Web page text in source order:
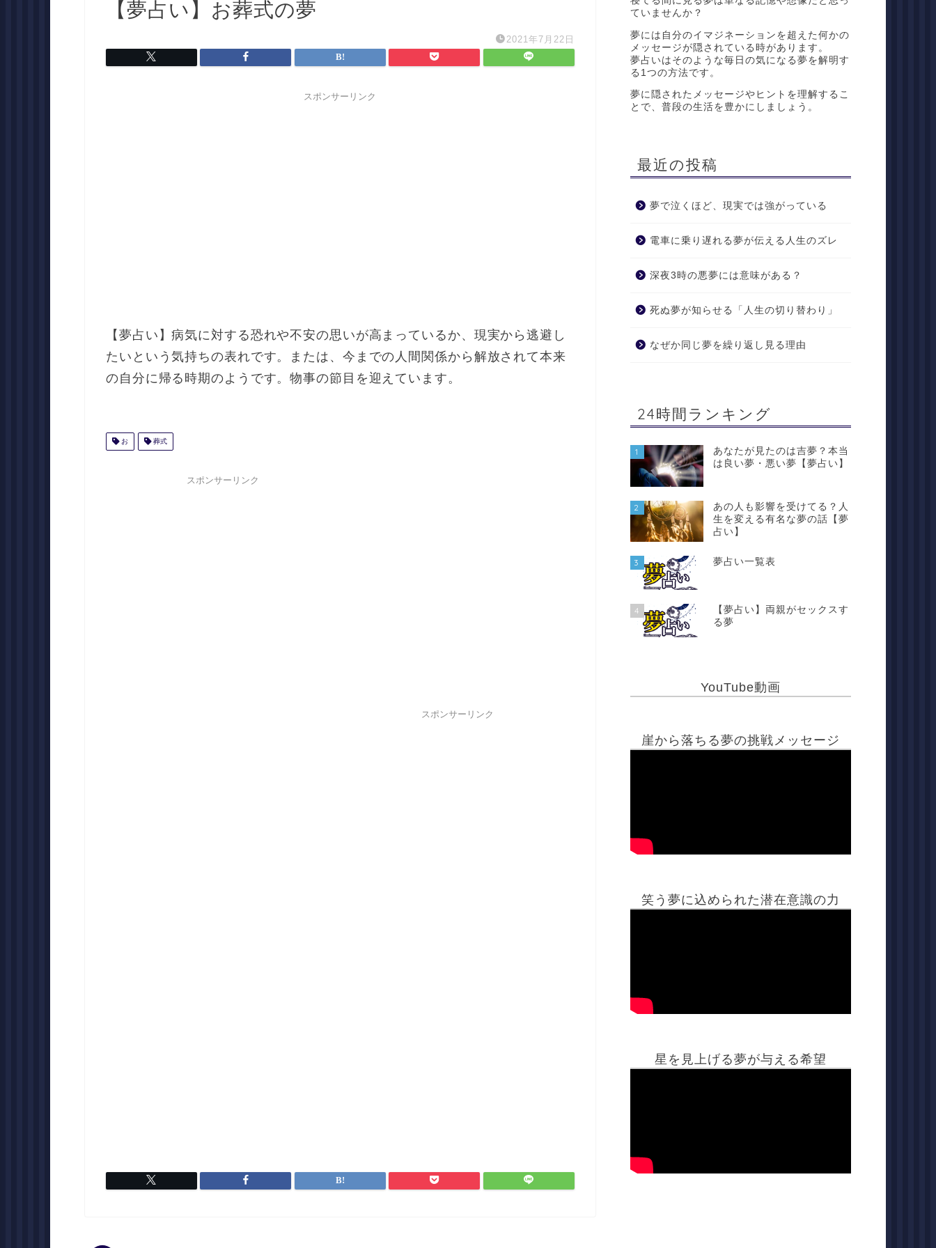
【夢占い】お葬式の夢
2021年7月22日
スポンサーリンク
【夢占い】病気に対する恐れや不安の思いが高まっているか、現実から逃避し
たいという気持ちの表れです。または、今までの人間関係から解放されて本来
の自分に帰る時期のようです。物事の節目を迎えています。
お 葬式
スポンサーリンク
スポンサーリンク
ていませんか？
夢には自分のイマジネーションを超えた何かの
メッセージが隠されている時があります。
夢占いはそのような毎日の気になる夢を解明す
る1つの方法です。
夢に隠されたメッセージやヒントを理解するこ
とで、普段の生活を豊かにしましょう。
最近の投稿
夢で泣くほど、現実では強がっている
電車に乗り遅れる夢が伝える人生のズレ
深夜3時の悪夢には意味がある？
死ぬ夢が知らせる「人生の切り替わり」
なぜか同じ夢を繰り返し見る理由
24時間ランキング
1
あなたが見たのは吉夢？本当
は良い夢・悪い夢【夢占い】
2
あの人も影響を受けてる？人
生を変える有名な夢の話【夢
占い】
3 夢占い一覧表
4
【夢占い】両親がセックスす
る夢
YouTube動画
崖から落ちる夢の挑戦メッセージ
笑う夢に込められた潜在意識の力
星を見上げる夢が与える希望